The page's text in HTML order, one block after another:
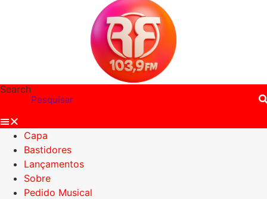
Search
Capa
Bastidores
Lançamentos
Sobre
Pedido Musical